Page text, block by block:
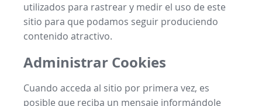
utilizados para rastrear y medir el uso de este
sitio para que podamos seguir produciendo
contenido atractivo.
Administrar Cookies
Cuando acceda al sitio por primera vez, es
posible que reciba un mensaje informándole